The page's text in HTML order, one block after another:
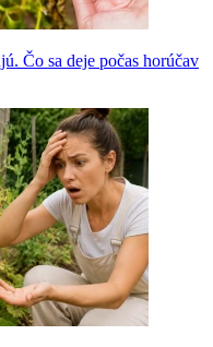
Čo sa deje počas horúčav